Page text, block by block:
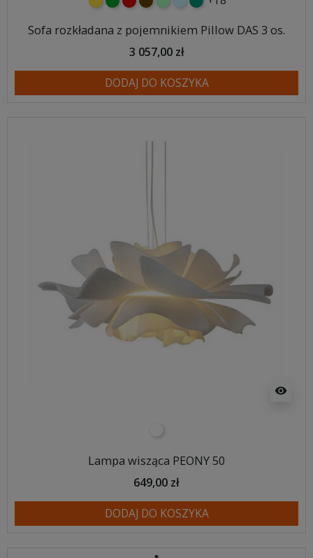
Sofa rozkładana z pojemnikiem Pillow DAS 3 os.
3 057,00 zł
DODAJ DO KOSZYKA
visibility
Lampa wisząca PEONY 50
649,00 zł
DODAJ DO KOSZYKA